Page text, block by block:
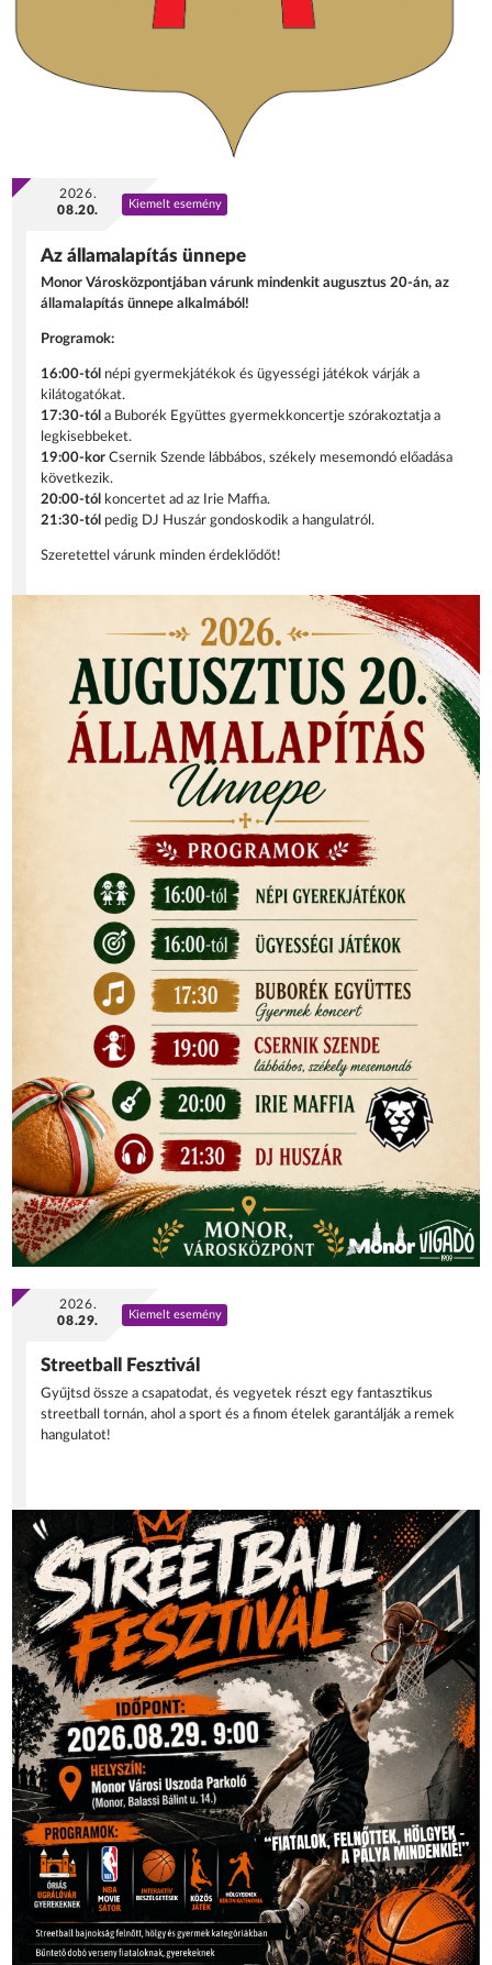
2026.
08.20.
Kiemelt esemény
Az államalapítás ünnepe
Monor Városközpontjában várunk mindenkit augusztus 20-án, az
államalapítás ünnepe alkalmából!
Programok:
16:00-tól népi gyermekjátékok és ügyességi játékok várják a
kilátogatókat.
17:30-tól a Buborék Együttes gyermekkoncertje szórakoztatja a
legkisebbeket.
19:00-korCsernik Szende lábbábos, székely mesemondó előadása
következik.
20:00-tól
koncertet ad az Irie Maffia.
21:30-tól pedig DJ Huszár gondoskodik a hangulatról.
Szeretettel várunk minden érdeklődőt!
2026.
08.29.
Kiemelt esemény
Streetball Fesztivál
Gyűjtsd össze a csapatodat, és vegyetek részt egy fantasztikus
streetball tornán, ahol a sport és a finom ételek garantálják a remek
hangulatot!